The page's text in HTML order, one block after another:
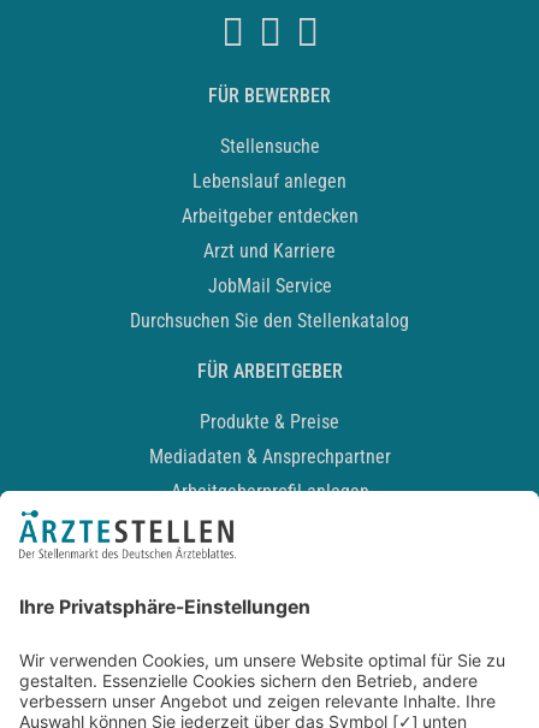
FÜR BEWERBER
Stellensuche
Lebenslauf anlegen
Arbeitgeber entdecken
Arzt und Karriere
JobMail Service
Durchsuchen Sie den Stellenkatalog
FÜR ARBEITGEBER
Produkte & Preise
Mediadaten & Ansprechpartner
Arbeitgeberprofil anlegen
Recruiting-Podcast
Kontakt
Datenschutz